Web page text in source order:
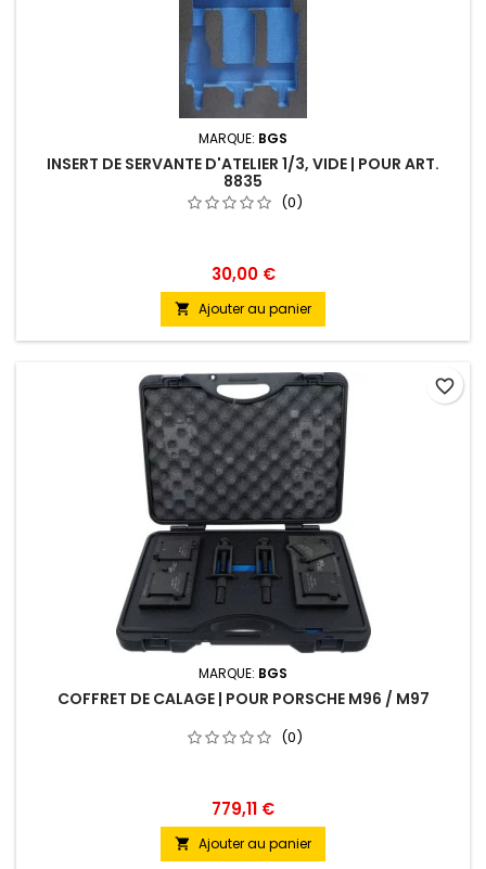
MARQUE: BGS
INSERT DE SERVANTE D'ATELIER 1/3, VIDE | POUR ART.
8835
(0)
30,00 €
 Ajouter au panier
MARQUE: BGS
COFFRET DE CALAGE | POUR PORSCHE M96 / M97
(0)
779,11 €
 Ajouter au panier
favorite_border